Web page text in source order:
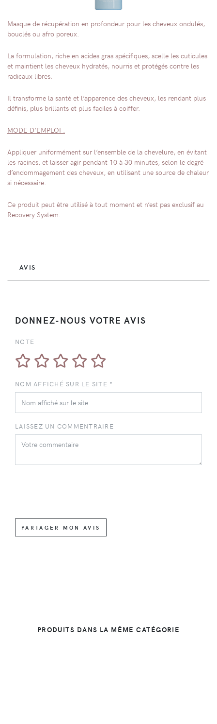
Masque de récupération en profondeur pour les cheveux ondulés,
bouclés ou afro poreux.
La formulation, riche en acides gras spécifiques, scelle les cuticules
et maintient les cheveux hydratés, nourris et protégés contre les
radicaux libres.
Il transforme la santé et l’apparence des cheveux, les rendant plus
définis, plus brillants et plus faciles à coiffer.
MODE D’EMPLOI :
Appliquer uniformément sur l’ensemble de la chevelure, en évitant
les racines, et laisser agir pendant 10 à 30 minutes, selon le degré
d’endommagement des cheveux, en utilisant une source de chaleur
si nécessaire.
Ce produit peut être utilisé à tout moment et n’est pas exclusif au
Recovery System.
AVIS
DONNEZ-NOUS VOTRE AVIS
NOTE
NOM AFFICHÉ SUR LE SITE *
LAISSEZ UN COMMENTRAIRE
PARTAGER MON AVIS
PRODUITS DANS LA MÊME CATÉGORIE